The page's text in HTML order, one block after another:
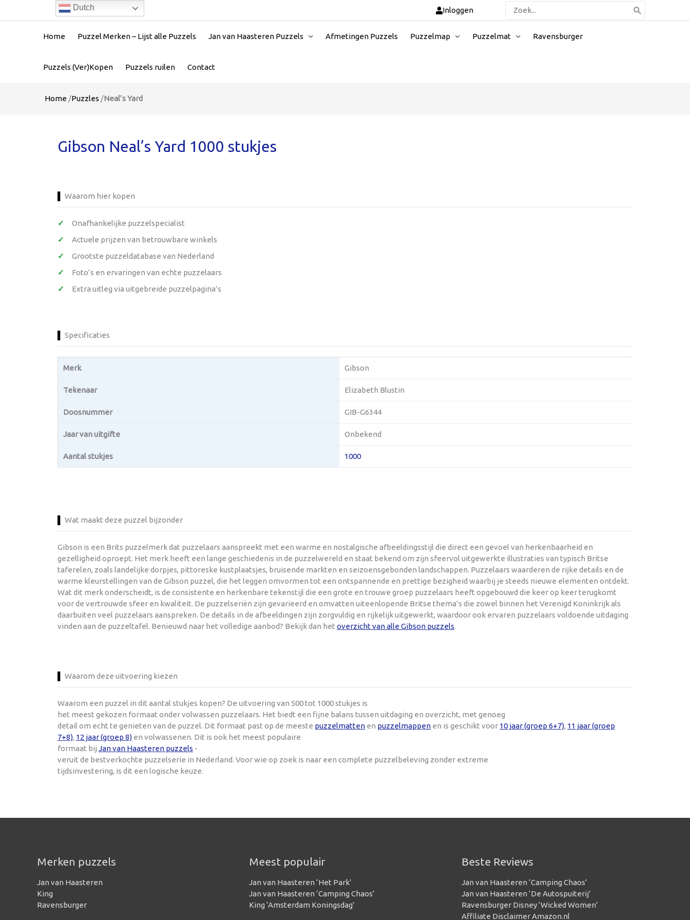
Inloggen
Zoeken
naar:
Home Puzzel Merken – Lijst alle Puzzels Jan van Haasteren Puzzels Afmetingen Puzzels Puzzelmap Puzzelmat Ravensburger
Puzzels (Ver)Kopen Puzzels ruilen Contact
Home /Puzzles /Neal’s Yard
Gibson Neal’s Yard 1000 stukjes
Waarom hier kopen
Onafhankelijke puzzelspecialist
Actuele prijzen van betrouwbare winkels
Grootste puzzeldatabase van Nederland
Foto’s en ervaringen van echte puzzelaars
Extra uitleg via uitgebreide puzzelpagina’s
Specificaties
Merk Gibson
Tekenaar Elizabeth Blustin
Doosnummer GIB-G6344
Jaar van uitgifte Onbekend
Aantal stukjes 1000
Wat maakt deze puzzel bijzonder
Gibson is een Brits puzzelmerk dat puzzelaars aanspreekt met een warme en nostalgische afbeeldingsstijl die direct een gevoel van herkenbaarheid en
gezelligheid oproept. Het merk heeft een lange geschiedenis in de puzzelwereld en staat bekend om zijn sfeervol uitgewerkte illustraties van typisch Britse
taferelen, zoals landelijke dorpjes, pittoreske kustplaatsjes, bruisende markten en seizoensgebonden landschappen. Puzzelaars waarderen de rijke details en de
warme kleurstellingen van de Gibson puzzel, die het leggen omvormen tot een ontspannende en prettige bezigheid waarbij je steeds nieuwe elementen ontdekt.
Wat dit merk onderscheidt, is de consistente en herkenbare tekenstijl die een grote en trouwe groep puzzelaars heeft opgebouwd die keer op keer terugkomt
voor de vertrouwde sfeer en kwaliteit. De puzzelseriën zijn gevarieerd en omvatten uiteenlopende Britse thema’s die zowel binnen het Verenigd Koninkrijk als
daarbuiten veel puzzelaars aanspreken. De details in de afbeeldingen zijn zorgvuldig en rijkelijk uitgewerkt, waardoor ook ervaren puzzelaars voldoende uitdaging
vinden aan de puzzeltafel. Benieuwd naar het volledige aanbod? Bekijk dan het overzicht van alle Gibson puzzels.
Waarom deze uitvoering kiezen
Waarom een puzzel in dit aantal stukjes kopen? De uitvoering van 500 tot 1000 stukjes is
het meest gekozen formaat onder volwassen puzzelaars. Het biedt een fijne balans tussen uitdaging en overzicht, met genoeg
detail om echt te genieten van de puzzel. Dit formaat past op de meeste puzzelmatten en puzzelmappen en is geschikt voor 10 jaar (groep 6+7), 11 jaar (groep
7+8), 12 jaar (groep 8) en volwassenen. Dit is ook het meest populaire
formaat bij Jan van Haasteren puzzels -
veruit de bestverkochte puzzelserie in Nederland. Voor wie op zoek is naar een complete puzzelbeleving zonder extreme
tijdsinvestering, is dit een logische keuze.
Merken puzzels
Jan van Haasteren
King
Ravensburger
Meest populair
Jan van Haasteren ‘Het Park’
Jan van Haasteren ‘Camping Chaos’
King ‘Amsterdam Koningsdag’
Beste Reviews
Jan van Haasteren ‘Camping Chaos’
Jan van Haasteren ‘De Autospuiterij’
Ravensburger Disney ‘Wicked Women’
Affiliate Disclaimer Amazon.nl
Dutch